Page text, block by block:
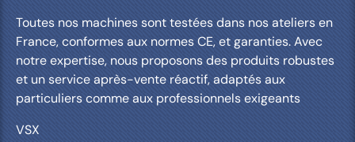
Toutes nos machines sont testées dans nos ateliers en
France, conformes aux normes CE, et garanties. Avec
notre expertise, nous proposons des produits robustes
et un service après-vente réactif, adaptés aux
particuliers comme aux professionnels exigeants
VSX